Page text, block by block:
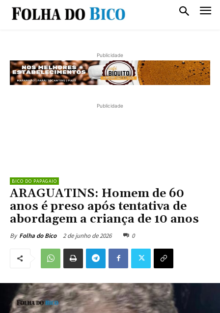
Publicidade
Publicidade
BICO DO PAPAGAIO
ARAGUATINS: Homem de 60
anos é preso após tentativa de
abordagem a criança de 10 anos
By Folha do Bico 2 de junho de 2026 0